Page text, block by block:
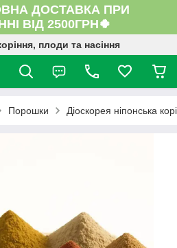
ДОСТАВКА ПРИ
ВІД 2500ГРН🍀
плоди та насіння
Порошки Діоскорея ніпонська